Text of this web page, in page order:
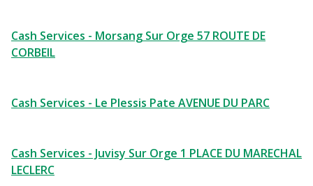
Cash Services - Morsang Sur Orge 57 ROUTE DE
CORBEIL
Cash Services - Le Plessis Pate AVENUE DU PARC
Cash Services - Juvisy Sur Orge 1 PLACE DU MARECHAL
LECLERC